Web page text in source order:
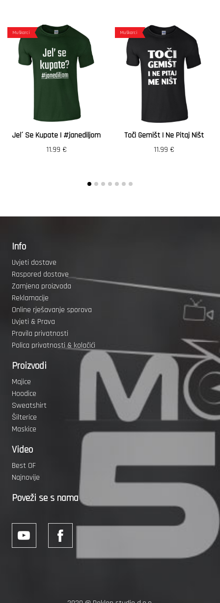
Muškarci
Jel´ Se Kupate | #janediljom
11.99 €
Muškarci
Toči Gemišt I Ne Pitaj Ništ
11.99 €
Info
Uvjeti dostave
Raspored dostave
Zamjena proizvoda
Reklamacije
Online rješavanje sporova
Uvjeti & Prava
Pravila privatnosti
Polica privatnosti & kolačići
Proizvodi
Majice
Hoodice
Sweatshirt
Šilterice
Maskice
Video
Best OF
Najnovije
Poveži se s nama